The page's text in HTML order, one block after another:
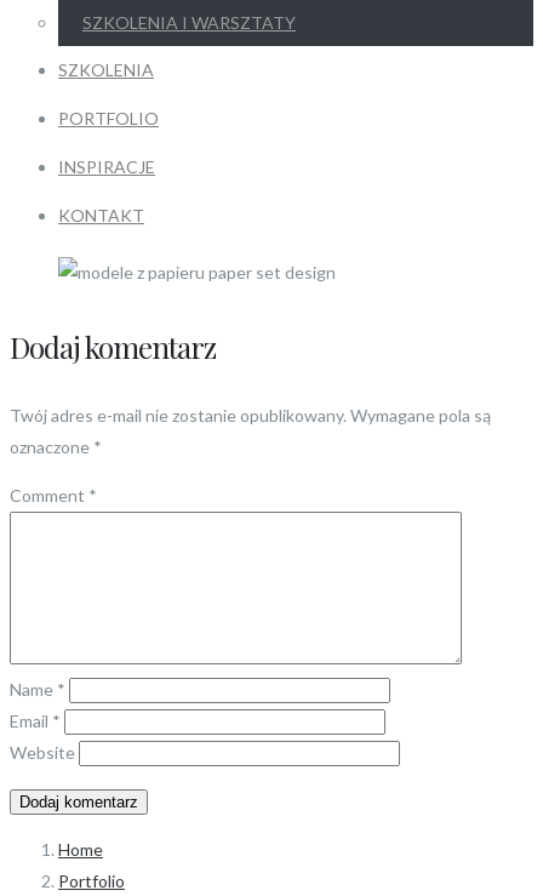
SZKOLENIA I WARSZTATY
SZKOLENIA
PORTFOLIO
INSPIRACJE
KONTAKT
Dodaj komentarz
Twój adres e-mail nie zostanie opublikowany. Wymagane pola są
oznaczone *
Comment *
Name *
Email *
Website
Home
Portfolio